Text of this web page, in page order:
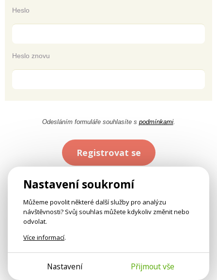
Heslo
Heslo znovu
Odesláním formuláře souhlasíte s podmínkami.
Registrovat se
Nastavení soukromí
Můžeme povolit některé další služby pro analýzu
návštěvnosti? Svůj souhlas můžete kdykoliv změnit nebo
odvolat.
Více informací.
Nastavení Přijmout vše